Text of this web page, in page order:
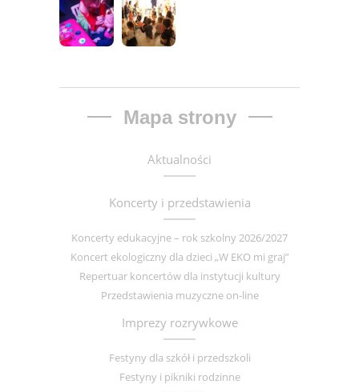
Mapa strony
Aktualności
Koncerty i przedstawienia
Koncerty edukacyjne – rok szkolny 2026/2027
Koncert ekologiczny dla dzieci „W EKO mi graj”
Repertuar koncertów dla instytucji kultury
Przedstawienia muzyczne on-line
Imprezy rozrywkowe
Festyny dla szkół i przedszkoli
Festyny i pikniki rodzinne